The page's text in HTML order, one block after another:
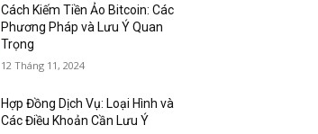
Cách Kiếm Tiền Ảo Bitcoin: Các
Phương Pháp và Lưu Ý Quan
Trọng
12 Tháng 11, 2024
Hợp Đồng Dịch Vụ: Loại Hình và
Các Điều Khoản Cần Lưu Ý